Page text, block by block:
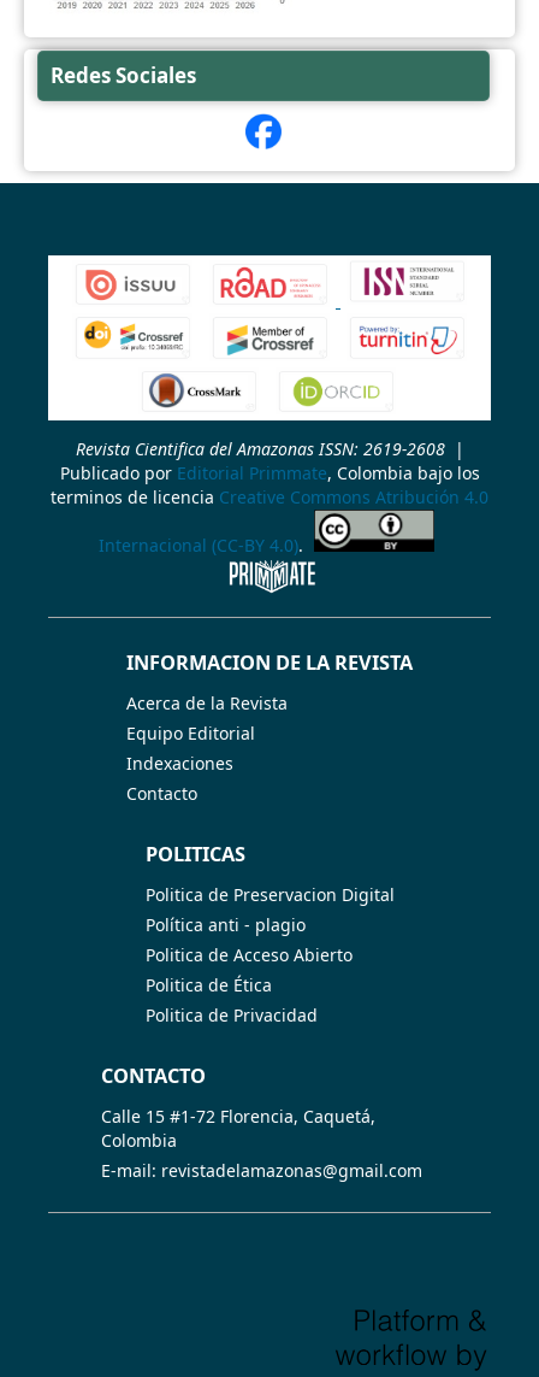
Redes Sociales
Revista Cientifica del Amazonas ISSN: 2619-2608|
Publicado por Editorial Primmate, Colombia bajo los
terminos de licencia Creative Commons Atribución 4.0
Internacional (CC-BY 4.0).
INFORMACION DE LA REVISTA
Acerca de la Revista
Equipo Editorial
Indexaciones
Contacto
POLITICAS
Politica de Preservacion Digital
Política anti - plagio
Politica de Acceso Abierto
Politica de Ética
Politica de Privacidad
CONTACTO
Calle 15 #1-72 Florencia, Caquetá,
Colombia
E-mail: revistadelamazonas@gmail.com